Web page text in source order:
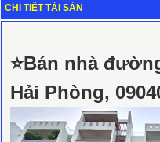
CHI TIẾT TÀI SẢN
⭐Bán nhà
Hải Phòng,